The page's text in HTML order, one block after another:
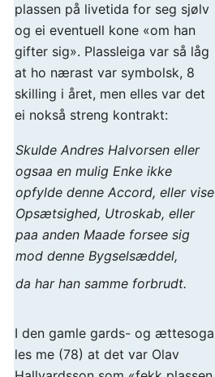
plassen på livetida for seg sjølv
og ei eventuell kone «om han
gifter sig». Plassleiga var så låg
at ho nærast var symbolsk, 8
skilling i året, men elles var det
ei nokså streng kontrakt:
Skulde Andres Halvorsen eller
ogsaa en mulig Enke ikke
opfylde denne Accord, eller vise
Opsætsighed, Utroskab, eller
paa anden Maade forsee sig
mod denne Bygselsæddel,
da har han samme forbrudt.
I den gamle gards- og ættesoga
les me (78) at det var Olav